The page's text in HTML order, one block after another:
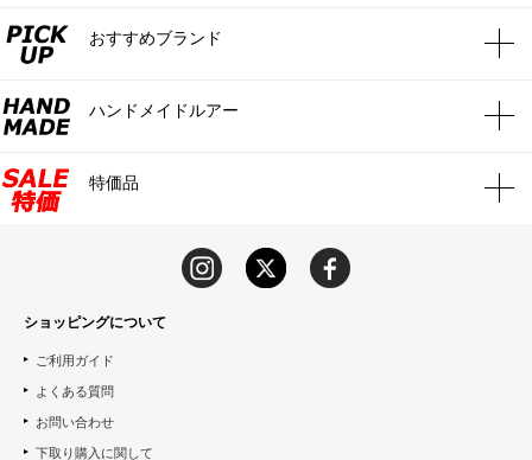
おすすめブランド
ハンドメイドルアー
特価品
ショッピングについて
ご利用ガイド
よくある質問
お問い合わせ
下取り購入に関して